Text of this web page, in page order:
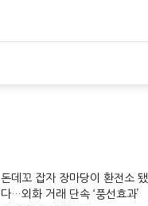
돈데꼬 잡자 장마당이 환전소 됐
다…외화 거래 단속 ‘풍선효과’